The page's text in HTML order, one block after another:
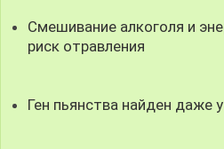
Смешивание алкоголя и
риск отравления
Ген пьянства найден даже